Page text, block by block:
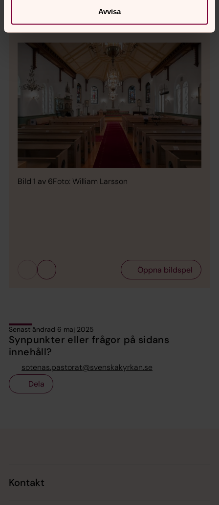
Avvisa
och kompletterad 1936.
Bild 1 av 6Foto: William Larsson
Öppna bildspel
Senast ändrad 6 maj 2025
Synpunkter eller frågor på sidans
innehåll?
sotenas.pastorat@svenskakyrkan.se
Dela
Kontakt